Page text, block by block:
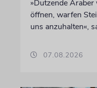
»Dutzende
öffnen, warfen
uns anzuhalten«,
07.08.2026